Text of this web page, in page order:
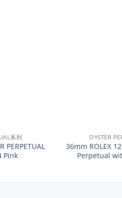
系列
PERPETUAL
Pink
OYSTER
36mm ROLEX
Perpetual